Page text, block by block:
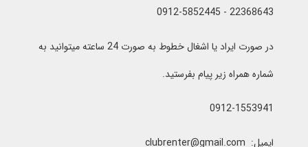
22368643 - 0912-5852445
در صورت ایراد یا اشغال خطوط به صورت 24 ساعته میتوانید به
شماره همراه زیر پیام بفرستید.
0912-1553941
ایمیل: clubrenter@gmail.com